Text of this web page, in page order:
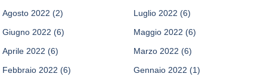
Agosto 2022 (2) Luglio 2022 (6)
Giugno 2022 (6) Maggio 2022 (6)
Aprile 2022 (6) Marzo 2022 (6)
Febbraio 2022 (6) Gennaio 2022 (1)